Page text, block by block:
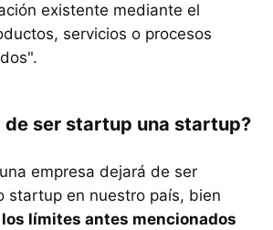
existente mediante el
servicios o procesos
de ser startup una startup?
empresa dejará de ser
startup en nuestro país, bien
límites antes mencionados